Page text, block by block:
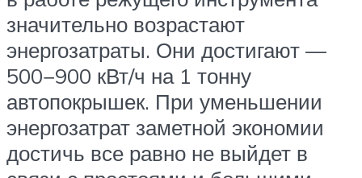
значительно возрастают
энергозатраты. Они достигают —
500−900 кВт/ч на 1 тонну
автопокрышек. При уменьшении
энергозатрат заметной экономии
достичь все равно не выйдет в